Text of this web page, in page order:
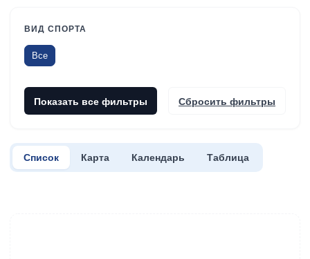
ВИД СПОРТА
Все
Показать все фильтры Сбросить фильтры
Список Карта Календарь Таблица